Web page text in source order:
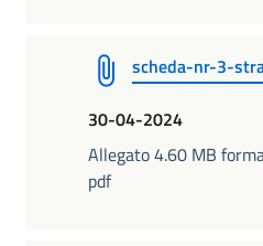
scheda-nr-3-
30-04-2024
Allegato 4.60 MB
pdf